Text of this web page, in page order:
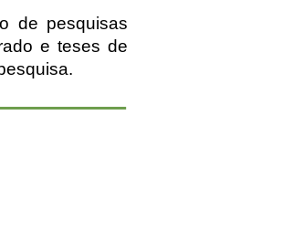
de pesquisas
e teses de